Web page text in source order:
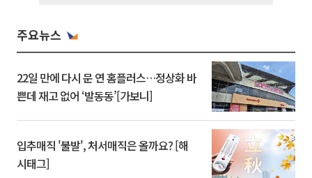
주요뉴스
22일 만에 다시 문 연 홈플러스…정상화 바
쁜데 재고 없어 ‘발동동’[가보니]
입추매직 '불발', 처서매직은 올까요? [해
시태그]